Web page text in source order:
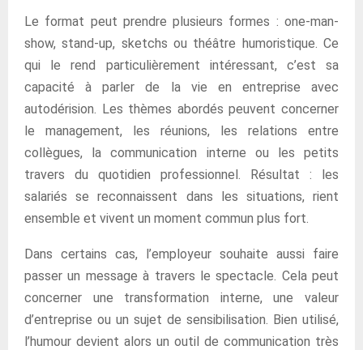
Le format peut prendre plusieurs formes : one-man-
show, stand-up, sketchs ou théâtre humoristique. Ce
qui le rend particulièrement intéressant, c’est sa
capacité à parler de la vie en entreprise avec
autodérision. Les thèmes abordés peuvent concerner
le management, les réunions, les relations entre
collègues, la communication interne ou les petits
travers du quotidien professionnel. Résultat : les
salariés se reconnaissent dans les situations, rient
ensemble et vivent un moment commun plus fort.
Dans certains cas, l’employeur souhaite aussi faire
passer un message à travers le spectacle. Cela peut
concerner une transformation interne, une valeur
d’entreprise ou un sujet de sensibilisation. Bien utilisé,
l’humour devient alors un outil de communication très